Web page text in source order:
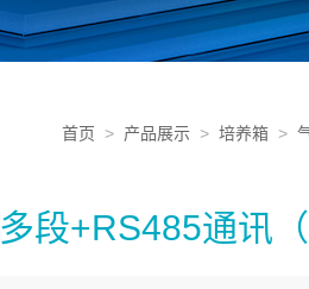
首页 > 产品展示 > 培养箱 >
多段+RS485通讯